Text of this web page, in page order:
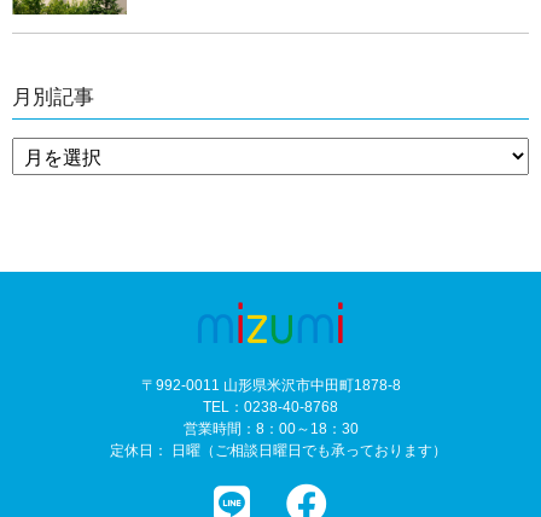
月別記事
〒992-0011 山形県米沢市中田町1878-8
TEL：0238-40-8768
営業時間：8：00～18：30
定休日： 日曜（ご相談日曜日でも承っております）